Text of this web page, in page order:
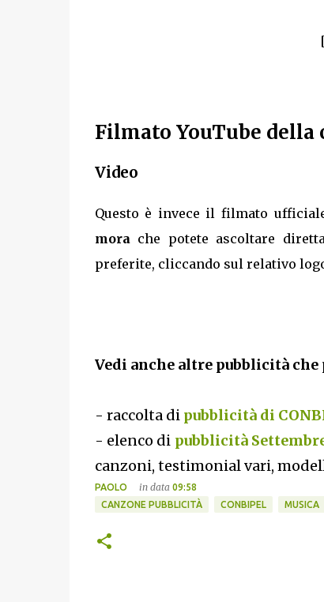
Filmato YouTube della
Video
Questo è invece il filmato
morache potete ascoltare
preferite, cliccando sul relativo
Vedi anche altre pubblicità
- raccolta di pubblicità di
- elenco di pubblicità
canzoni, testimonial vari,
PAOLO in data 09:58
CANZONE PUBBLICITÀ
CONBIPEL MUSICA